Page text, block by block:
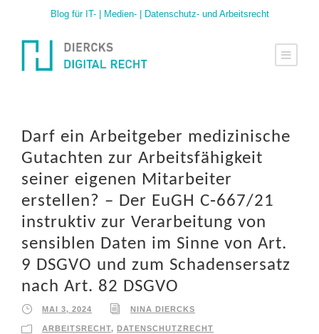
Blog für IT- | Medien- | Datenschutz- und Arbeitsrecht
Darf ein Arbeitgeber medizinische
Gutachten zur Arbeitsfähigkeit
seiner eigenen Mitarbeiter
erstellen? – Der EuGH C‑667/21
instruktiv zur Verarbeitung von
sensiblen Daten im Sinne von Art.
9 DSGVO und zum Schadensersatz
nach Art. 82 DSGVO
MAI 3, 2024 NINA DIERCKS
ARBEITSRECHT, DATENSCHUTZRECHT